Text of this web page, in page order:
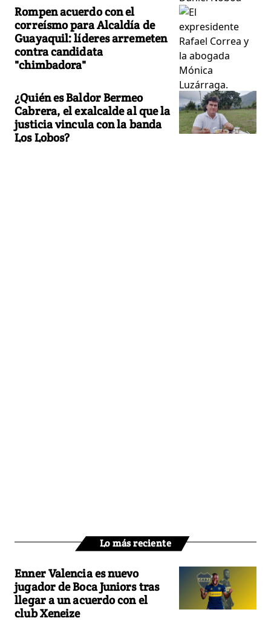
Rompen acuerdo con el
correísmo para Alcaldía de
Guayaquil: líderes arremeten
contra candidata
"chimbadora"
¿Quién es Baldor Bermeo
Cabrera, el exalcalde al que la
justicia vincula con la banda
Los Lobos?
Lo más reciente
Enner Valencia es nuevo
jugador de Boca Juniors tras
llegar a un acuerdo con el
club Xeneize